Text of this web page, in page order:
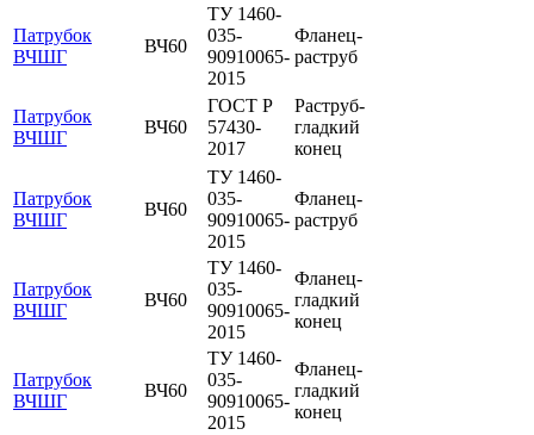
Патрубок
ВЧШГ
ВЧ60
ТУ 1460-
035-
90910065-
2015
Фланец-
раструб
Патрубок
ВЧШГ
ВЧ60
ГОСТ Р
57430-
2017
Раструб-
гладкий
конец
Патрубок
ВЧШГ
ВЧ60
ТУ 1460-
035-
90910065-
2015
Фланец-
раструб
Патрубок
ВЧШГ
ВЧ60
ТУ 1460-
035-
90910065-
2015
Фланец-
гладкий
конец
Патрубок
ВЧШГ
ВЧ60
ТУ 1460-
035-
90910065-
2015
Фланец-
гладкий
конец